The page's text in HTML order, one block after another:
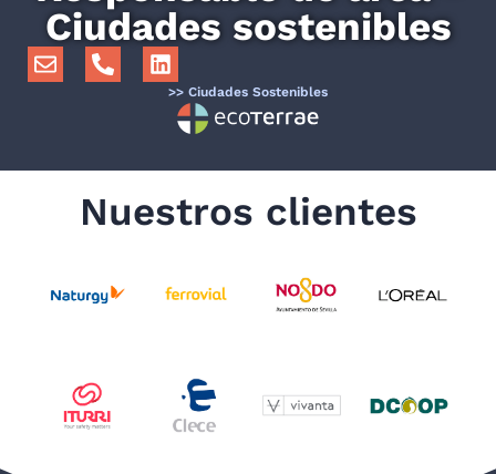
>> Ciudades Sostenibles
Ciudades sostenibles
Nuestros clientes